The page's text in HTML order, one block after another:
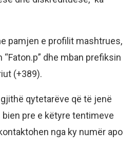
pamjen e profilit mashtrues,
dhe mban prefiksin
(+389).
qytetarëve që të jenë
pre e këtyre tentimeve
nga ky numër apo